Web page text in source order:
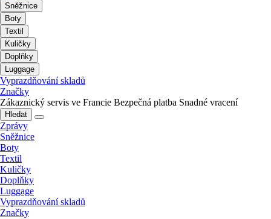
Sněžnice
Boty
Textil
Kuličky
Doplňky
Luggage
Vyprazdňování skladů
Značky
Zákaznický servis ve Francie Bezpečná platba Snadné vracení
Hledat
Zprávy
Sněžnice
Boty
Textil
Kuličky
Doplňky
Luggage
Vyprazdňování skladů
Značky